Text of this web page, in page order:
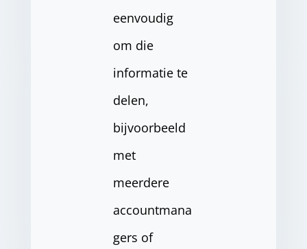
eenvoudig
om die
informatie te
delen,
bijvoorbeeld
met
meerdere
accountmana
gers of